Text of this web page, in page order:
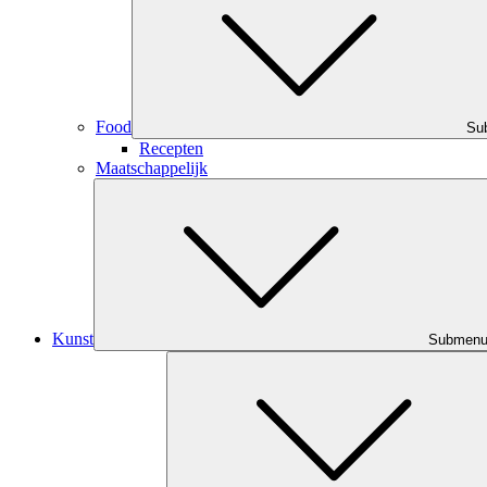
Food
Recepten
Maatschappelijk
Kunst Submenu